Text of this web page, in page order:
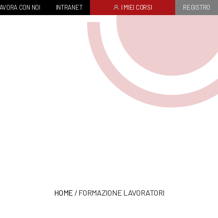
CON NOI INTRANET I MIEI CORSI REGISTRO
HOME / FORMAZIONE LAVORATORI